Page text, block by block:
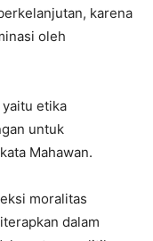
karena
oleh
etika
untuk
Mahawan.
moralitas
dalam